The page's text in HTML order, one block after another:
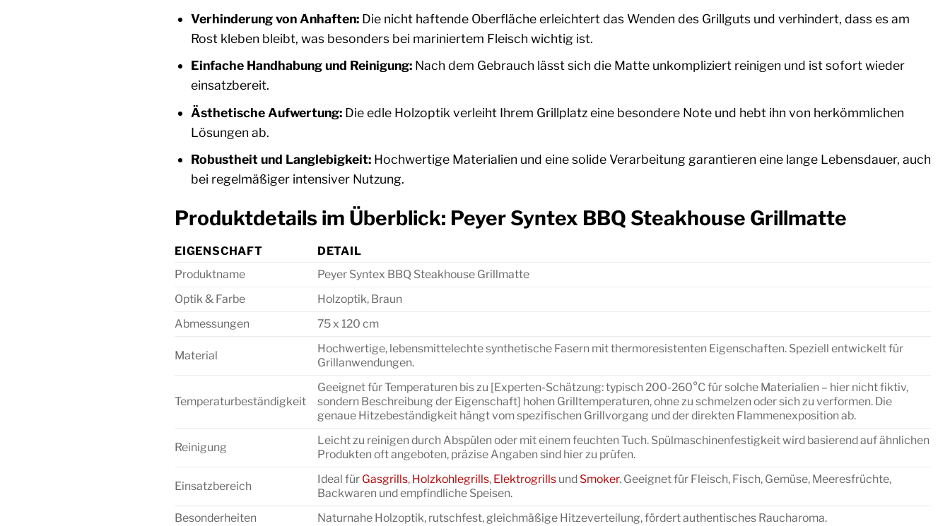
Verhinderung von Anhaften:Die nicht haftende Oberfläche erleichtert das Wenden des Grillguts und verhindert, dass es am
Rost kleben bleibt, was besonders bei mariniertem Fleisch wichtig ist.
Einfache Handhabung und Reinigung:Nach dem Gebrauch lässt sich die Matte unkompliziert reinigen und ist sofort wieder
einsatzbereit.
Ästhetische Aufwertung:Die edle Holzoptik verleiht Ihrem Grillplatz eine besondere Note und hebt ihn von herkömmlichen
Lösungen ab.
Robustheit und Langlebigkeit:Hochwertige Materialien und eine solide Verarbeitung garantieren eine lange Lebensdauer, auch
bei regelmäßiger intensiver Nutzung.
Produktdetails im Überblick: Peyer Syntex BBQ Steakhouse Grillmatte
EIGENSCHAFT
DETAIL
Produktname
Peyer Syntex BBQ Steakhouse Grillmatte
Optik & Farbe
Holzoptik, Braun
Abmessungen
75 x 120 cm
Material
Hochwertige, lebensmittelechte synthetische Fasern mit thermoresistenten Eigenschaften. Speziell entwickelt für
Grillanwendungen.
Temperaturbeständigkeit
Geeignet für Temperaturen bis zu [Experten-Schätzung: typisch 200-260°C für solche Materialien – hier nicht fiktiv,
sondern Beschreibung der Eigenschaft] hohen Grilltemperaturen, ohne zu schmelzen oder sich zu verformen. Die
genaue Hitzebeständigkeit hängt vom spezifischen Grillvorgang und der direkten Flammenexposition ab.
Reinigung
Leicht zu reinigen durch Abspülen oder mit einem feuchten Tuch. Spülmaschinenfestigkeit wird basierend auf ähnlichen
Produkten oft angeboten, präzise Angaben sind hier zu prüfen.
Einsatzbereich
Ideal für Gasgrills, Holzkohlegrills, Elektrogrillsund Smoker. Geeignet für Fleisch, Fisch, Gemüse, Meeresfrüchte,
Backwaren und empfindliche Speisen.
Besonderheiten
Naturnahe Holzoptik, rutschfest, gleichmäßige Hitzeverteilung, fördert authentisches Raucharoma.